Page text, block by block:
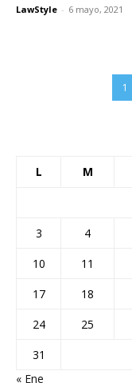
LawStyle - 6 mayo, 2021
1
L M
3
4
10
11
17
18
24
25
31
« Ene